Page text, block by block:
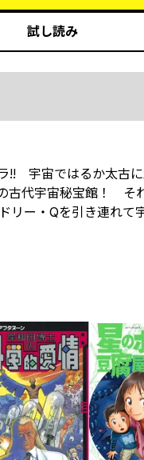
試し読み
!! 宇宙ではるか太古
古代宇宙秘宝館！
リー・Qを引き連れ